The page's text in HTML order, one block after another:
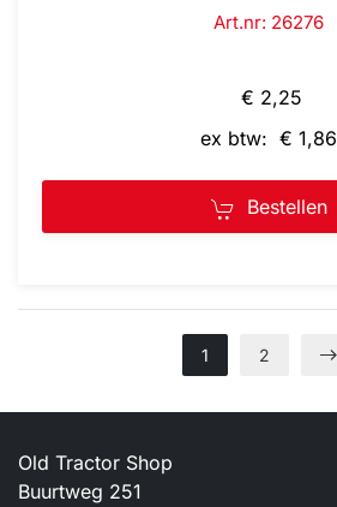
Art.nr: 26276
€ 2,25
ex btw: € 1,86
Bestellen
1 2
Old Tractor Shop
Buurtweg 251